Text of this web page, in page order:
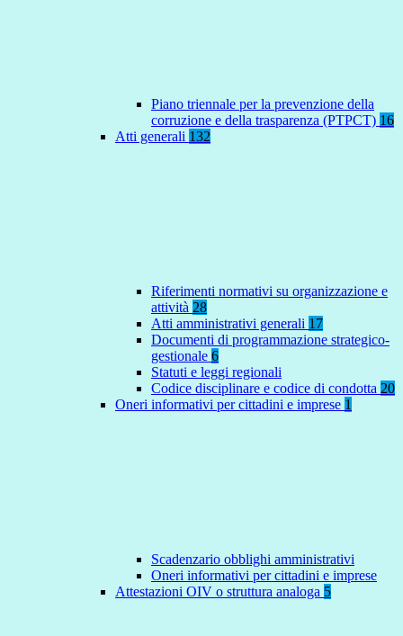
Piano triennale per la prevenzione della
corruzione e della trasparenza (PTPCT) 16
Atti generali 132
Riferimenti normativi su organizzazione e
attività 28
Atti amministrativi generali 17
Documenti di programmazione strategico-
gestionale 6
Statuti e leggi regionali
Codice disciplinare e codice di condotta 20
Oneri informativi per cittadini e imprese 1
Scadenzario obblighi amministrativi
Oneri informativi per cittadini e imprese
Attestazioni OIV o struttura analoga 5